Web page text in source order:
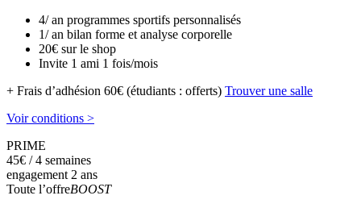
4/ an programmes sportifs personnalisés
1/ an bilan forme et analyse corporelle
20€ sur le shop
Invite 1 ami 1 fois/mois
+ Frais d’adhésion 60€ (étudiants : offerts) Trouver une salle
Voir conditions >
PRIME
45€ / 4 semaines
engagement 2 ans
Toute l’offreBOOST